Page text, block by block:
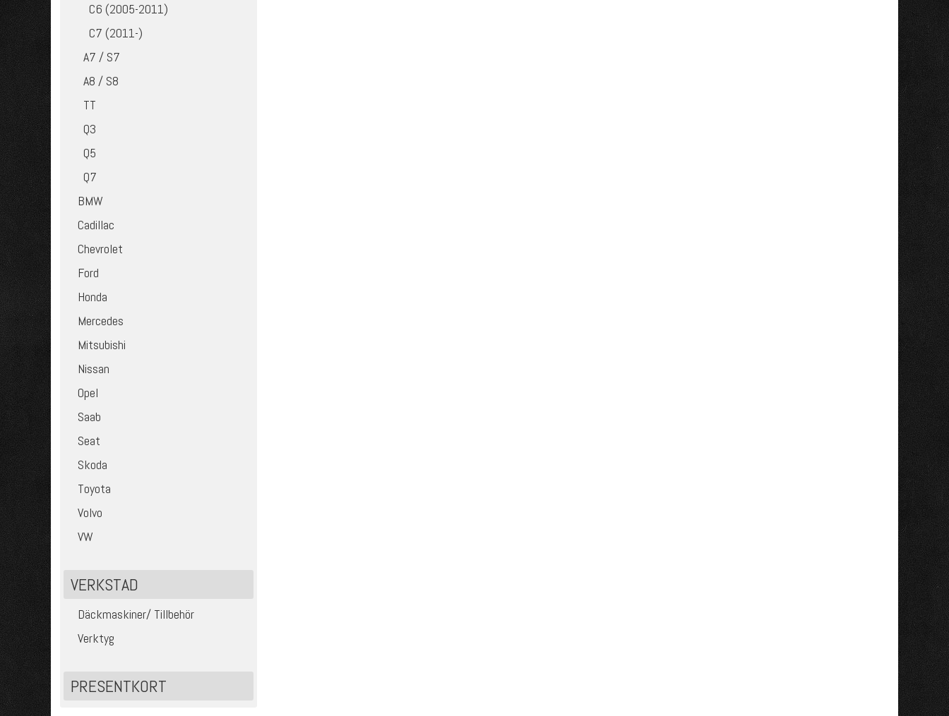
C6 (2005-2011)
C7 (2011-)
A7 / S7
A8 / S8
TT
Q3
Q5
Q7
BMW
Cadillac
Chevrolet
Ford
Honda
Mercedes
Mitsubishi
Nissan
Opel
Saab
Seat
Skoda
Toyota
Volvo
VW
VERKSTAD
Däckmaskiner/ Tillbehör
Verktyg
PRESENTKORT